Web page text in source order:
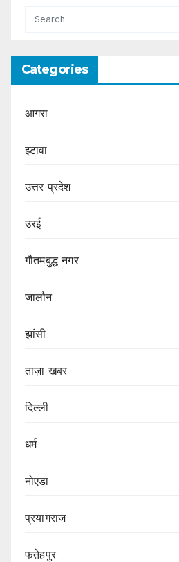
Categories
आगरा
इटावा
उत्तर प्रदेश
उरई
गौतमबुद्ध नगर
जालौन
झांसी
ताज़ा खबर
दिल्ली
धर्म
नोएडा
प्रयागराज
फतेहपुर